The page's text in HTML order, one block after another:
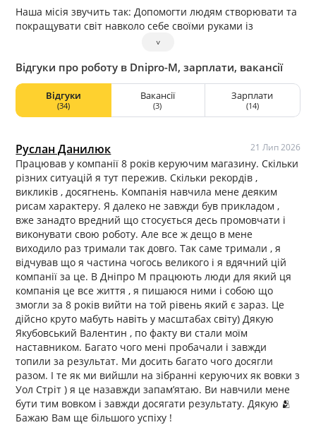
Наша місія звучить так: Допомогти людям створювати та
покращувати світ навколо себе своїми руками із
задоволенням, тим самим розвиваючи культуру
Наші цінності:
Люди. Співробітники, партнери, клієнти – ми цінуємо
кожного й кожну.
Лідерство. Поєднання власних інтересів та користі для
Відповідальність. Усвідомлення свого обов’язку та
готовність відповідати за власні дії та рішення.
Сервісність. Турбота, уважність, бажання та вміння бути
корисним.
Навчання та розвиток. Нові знання та навички –
запорука професіоналізму та вдосконалення.
Dnipro-M сьогодні це:
2000 співробітників в команді
600 салонів майстерності
130 сервісних центрів
Якщо маєш амбіцію побудувати успішну кар’єру —
починай діяти, а ми надамо усі можливості, щоб
результат тебе дійсно вразив.
˅
Відгуки про роботу в Dnipro-M, зарплати, вакансії
Відгуки
(34)
Вакансії
(3)
Зарплати
(14)
Руслан Данилюк 21 Лип 2026
Працював у компанії 8 років керуючим магазину. Скільки
різних ситуацій я тут пережив. Скільки рекордів ,
викликів , досягнень. Компанія навчила мене деяким
рисам характеру. Я далеко не завжди був прикладом ,
вже занадто вредний що стосується десь промовчати і
виконувати свою роботу. Але все ж дещо в мене
виходило раз тримали так довго. Так саме тримали , я
відчував що я частина чогось великого і я вдячний цій
компанії за це. В Дніпро М працюють люди для який ця
компанія це все життя , я пишаюся ними і собою що
змогли за 8 років вийти на той рівень який є зараз. Це
дійсно круто мабуть навіть у масштабах світу) Дякую
Якубовський Валентин , по факту ви стали моїм
наставником. Багато чого мені пробачали і завжди
топили за результат. Ми досить багато чого досягли
разом. І те як ми вийшли на зібранні керуючих як вовки з
Уол Стріт ) я це назавжди запамʼятаю. Ви навчили мене
бути тим вовком і завжди досягати результату. Дякую 🫂
Бажаю Вам ще більшого успіху !